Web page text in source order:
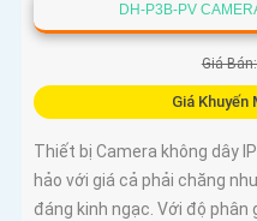
DH-P3B-PV
Giá
Giá Khuyến
Thiết bị Camera không dây
hảo với giá cả phải chăng
đáng kinh ngạc. Với độ phân